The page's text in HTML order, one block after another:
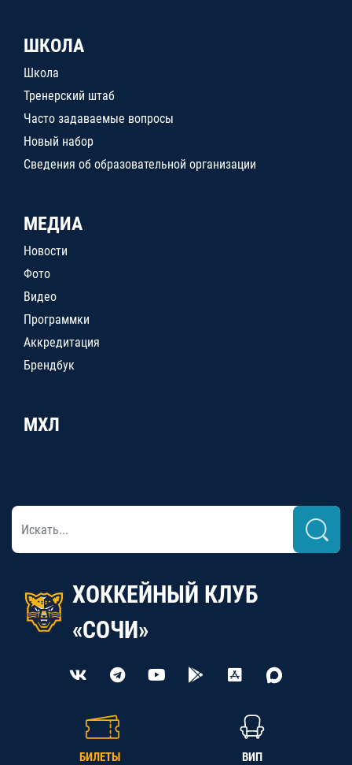
ШКОЛА
Школа
Тренерский штаб
Часто задаваемые вопросы
Новый набор
Сведения об образовательной организации
МЕДИА
Новости
Фото
Видео
Программки
Аккредитация
Брендбук
МХЛ
ХОККЕЙНЫЙ КЛУБ
«СОЧИ»
БИЛЕТЫ ВИП